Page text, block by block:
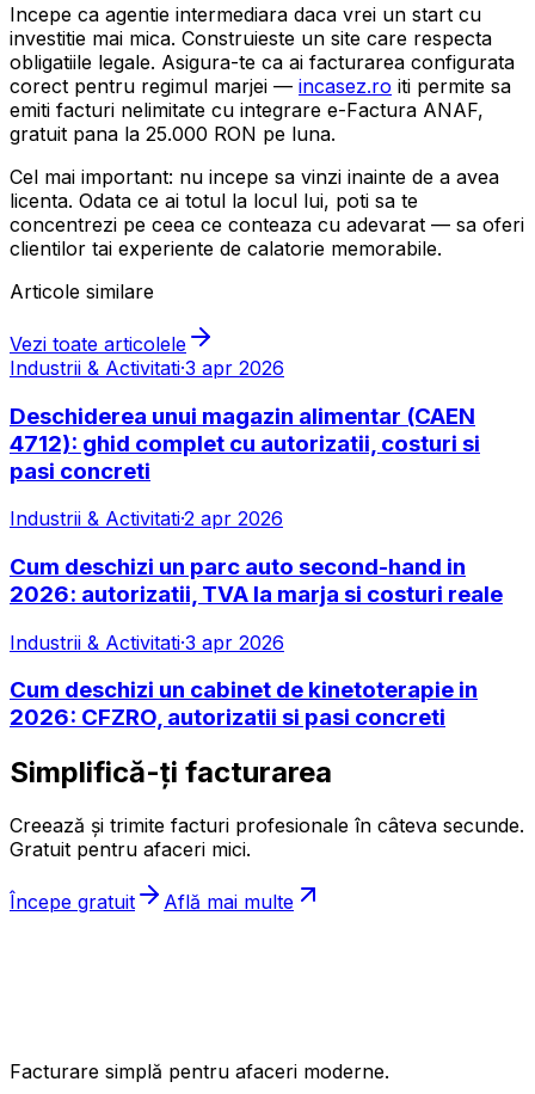
Incepe ca agentie intermediara daca vrei un start cu
investitie mai mica. Construieste un site care respecta
obligatiile legale. Asigura-te ca ai facturarea configurata
corect pentru regimul marjei — incasez.ro iti permite sa
emiti facturi nelimitate cu integrare e-Factura ANAF,
gratuit pana la 25.000 RON pe luna.
Cel mai important: nu incepe sa vinzi inainte de a avea
licenta. Odata ce ai totul la locul lui, poti sa te
concentrezi pe ceea ce conteaza cu adevarat — sa oferi
clientilor tai experiente de calatorie memorabile.
Articole similare
Vezi toate articolele
Industrii & Activitati·3 apr 2026
Deschiderea unui magazin alimentar (CAEN
4712): ghid complet cu autorizatii, costuri si
pasi concreti
Industrii & Activitati·2 apr 2026
Cum deschizi un parc auto second-hand in
2026: autorizatii, TVA la marja si costuri reale
Industrii & Activitati·3 apr 2026
Cum deschizi un cabinet de kinetoterapie in
2026: CFZRO, autorizatii si pasi concreti
Simplifică-ți facturarea
Creează și trimite facturi profesionale în câteva secunde.
Gratuit pentru afaceri mici.
Începe gratuit Află mai multe
Facturare simplă pentru afaceri moderne.